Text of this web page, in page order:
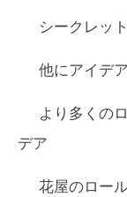
シークレッ
他にアイデ
より多くの
デア
花屋のロー